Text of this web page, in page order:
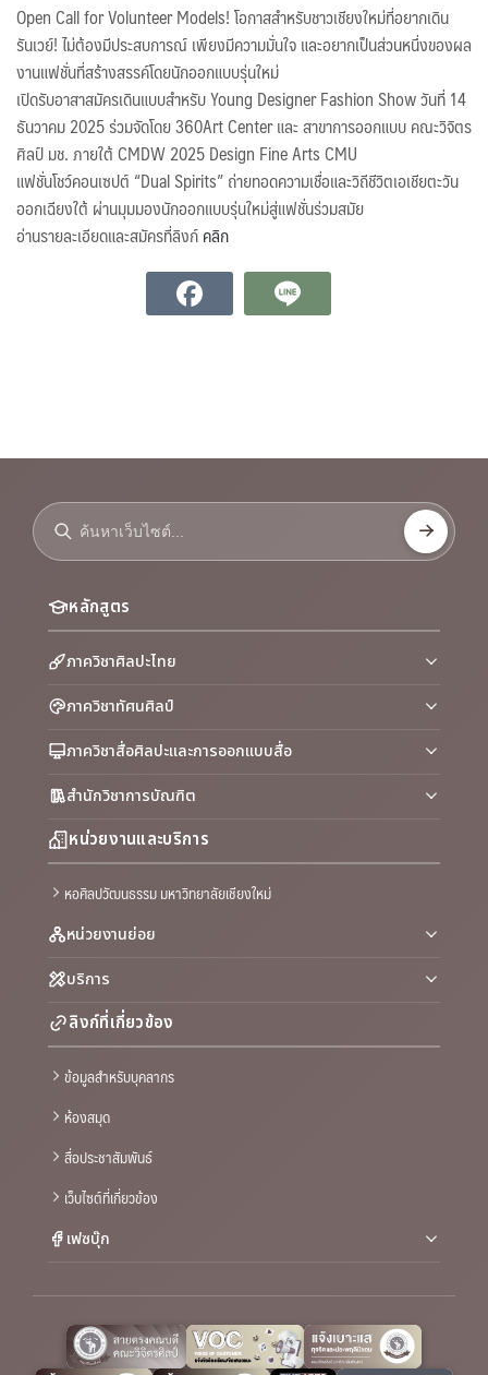
Open Call for Volunteer Models! โอกาสสำหรับชาวเชียงใหม่ที่อยากเดิน
รันเวย์! ไม่ต้องมีประสบการณ์ เพียงมีความมั่นใจ และอยากเป็นส่วนหนึ่งของผล
งานแฟชั่นที่สร้างสรรค์โดยนักออกแบบรุ่นใหม่
เปิดรับอาสาสมัครเดินแบบสำหรับ Young Designer Fashion Show วันที่ 14
ธันวาคม 2025 ร่วมจัดโดย 360Art Center และ สาขาการออกแบบ คณะวิจิตร
ศิลป์ มช. ภายใต้ CMDW 2025 Design Fine Arts CMU
แฟชั่นโชว์คอนเซปต์ “Dual Spirits” ถ่ายทอดความเชื่อและวิถีชีวิตเอเชียตะวัน
ออกเฉียงใต้ ผ่านมุมมองนักออกแบบรุ่นใหม่สู่แฟชั่นร่วมสมัย
อ่านรายละเอียดและสมัครที่ลิงก์คลิก
หลักสูตร
ภาควิชาศิลปะไทย
ภาควิชาทัศนศิลป์
ภาควิชาสื่อศิลปะและการออกแบบสื่อ
สำนักวิชาการบัณฑิต
หน่วยงานและบริการ
หอศิลปวัฒนธรรม มหาวิทยาลัยเชียงใหม่
หน่วยงานย่อย
บริการ
ลิงก์ที่เกี่ยวข้อง
ข้อมูลสำหรับบุคลากร
ห้องสมุด
สื่อประชาสัมพันธ์
เว็บไซต์ที่เกี่ยวข้อง
เฟซบุ๊ก